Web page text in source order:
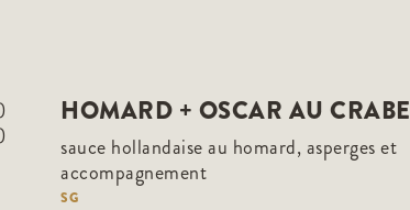
HOMARD + OSCAR AU CRABE
sauce hollandaise au homard, asperges et
accompagnement
SG